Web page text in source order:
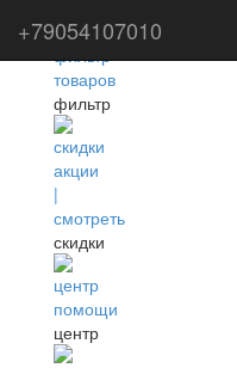
фильтр
скидки
центр
+79054107010